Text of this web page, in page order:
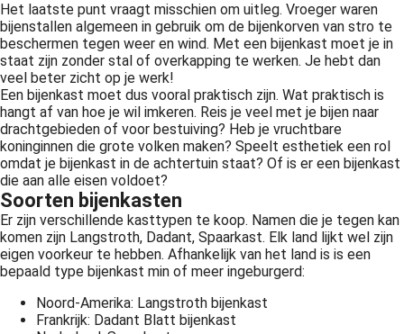
Het laatste punt vraagt misschien om uitleg. Vroeger waren
bijenstallen algemeen in gebruik om de bijenkorven van stro te
beschermen tegen weer en wind. Met een bijenkast moet je in
staat zijn zonder stal of overkapping te werken. Je hebt dan
veel beter zicht op je werk!
Een bijenkast moet dus vooral praktisch zijn. Wat praktisch is
hangt af van hoe je wil imkeren. Reis je veel met je bijen naar
drachtgebieden of voor bestuiving? Heb je vruchtbare
koninginnen die grote volken maken? Speelt esthetiek een rol
omdat je bijenkast in de achtertuin staat? Of is er een bijenkast
die aan alle eisen voldoet?
Soorten bijenkasten
Er zijn verschillende kasttypen te koop. Namen die je tegen kan
komen zijn Langstroth, Dadant, Spaarkast. Elk land lijkt wel zijn
eigen voorkeur te hebben. Afhankelijk van het land is is een
bepaald type bijenkast min of meer ingeburgerd:
Noord-Amerika: Langstroth bijenkast
Frankrijk: Dadant Blatt bijenkast